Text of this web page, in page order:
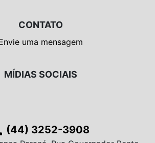
CONTATO
uma mensagem
MÍDIAS SOCIAIS
(44) 3252-3908